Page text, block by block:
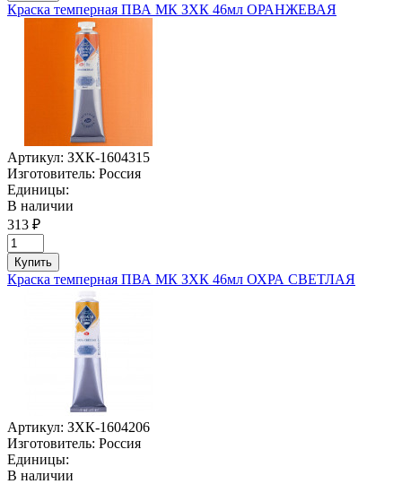
Краска темперная ПВА МК ЗХК 46мл ОРАНЖЕВАЯ
Артикул: ЗХК-1604315
Изготовитель: Россия
Единицы:
В наличии
313 ₽
Купить
Краска темперная ПВА МК ЗХК 46мл ОХРА СВЕТЛАЯ
Артикул: ЗХК-1604206
Изготовитель: Россия
Единицы:
В наличии